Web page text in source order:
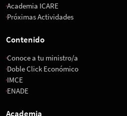
Academia ICARE
Próximas Actividades
Contenido
Conoce a tu ministro/a
Doble Click Económico
IMCE
ENADE
Academia